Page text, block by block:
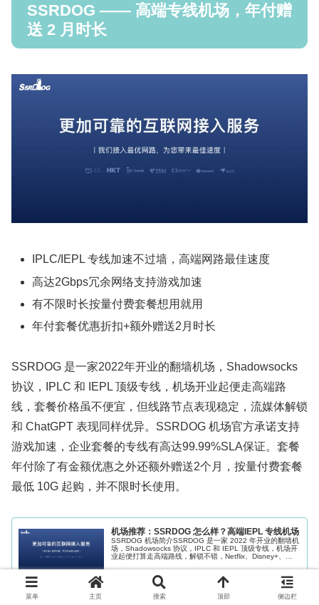
SSRDOG —— 高端专线机场，年付赠
送 2 月时长
IPLC/IEPL 专线加速不过墙，高端网路最佳速度
高达2Gbps冗余网络支持游戏加速
有不限时长按量付费套餐想用就用
年付套餐优惠折扣+额外赠送2月时长
SSRDOG 是一家2022年开业的翻墙机场，Shadowsocks
协议，IPLC 和 IEPL 顶级专线，机场开业起便走高端路
线，套餐价格虽不便宜，但线路节点表现稳定，流媒体解锁
和 ChatGPT 表现同样优异。SSRDOG 机场官方承诺支持
游戏加速，企业套餐的专线有高达99.99%SLA保证。套餐
年付除了有金额优惠之外还额外赠送2个月，按量付费套餐
最低 10G 起购，并不限时长使用。
机场推荐：SSRDOG 怎么样？高端IEPL 专线机场
SSRDOG 机场简介SSRDOG 是一家 2022 年开业的翻墙机
场，Shadowsocks 协议，IPLC 和 IEPL 顶级专线，机场开
业起便打算走高端路线，解锁不错，Netflix、Disney+、
runtufenxiang.org 2025.11.29
菜单 主页 搜索 顶部 侧边栏